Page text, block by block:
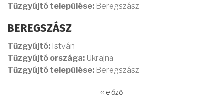
Tűzgyújtó települése: Beregszász
BEREGSZÁSZ
Tűzgyújtó: István
Tűzgyújtó országa: Ukrajna
Tűzgyújtó települése: Beregszász
Előző
‹‹ előző